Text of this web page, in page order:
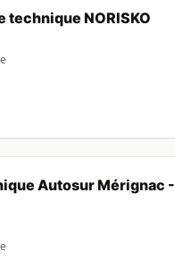
NORISKO
Autosur Mérignac -